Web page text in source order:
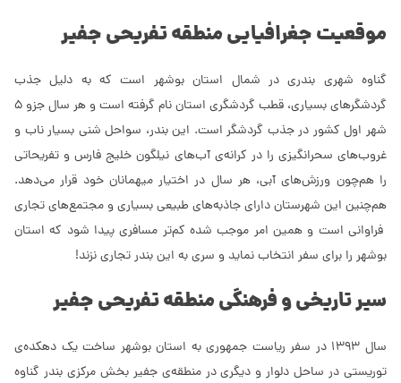
موقعیت جغرافیایی منطقه تفریحی جفیر
گناوه شهری بندری در شمال استان بوشهر است که به دلیل جذب
گردشگرهای بسیاری، قطب گردشگری استان نام گرفته است و هر سال جزو 5
شهر اول کشور در جذب گردشگر است. این بندر، سواحل شنی بسیار ناب و
غروب‌های سحرانگیزی را در کرانه‌ی آب‌های نیلگون خلیج فارس و تفریحاتی
را هم‌چون ورزش‌های آبی، هر سال در اختیار میهمانان خود قرار می‌دهد.
هم‌چنین این شهرستان دارای جاذبه‌های طبیعی بسیاری و مجتمع‌های تجاری
فراوانی است و همین امر موجب شده کم‌تر مسافری پیدا شود که استان
بوشهر را برای سفر انتخاب نماید و سری به این بندر تجاری نزند!
سیر تاریخی و فرهنگی منطقه تفریحی جفیر
سال 1393 در سفر ریاست جمهوری به استان بوشهر ساخت یک دهکده‌ی
توریستی در ساحل دلوار و دیگری در منطقه‌ی جفیر بخش مرکزی بندر گناوه